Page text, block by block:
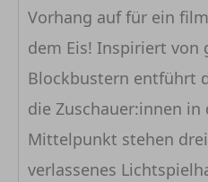
Vorhang auf für ein
dem Eis! Inspiriert von
Blockbustern entführt
die Zuschauer:innen
Mittelpunkt stehen
verlassenes